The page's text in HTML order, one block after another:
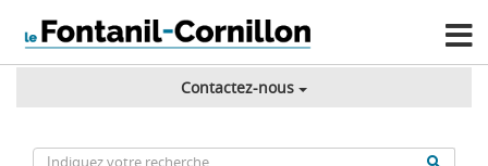
Contactez-nous